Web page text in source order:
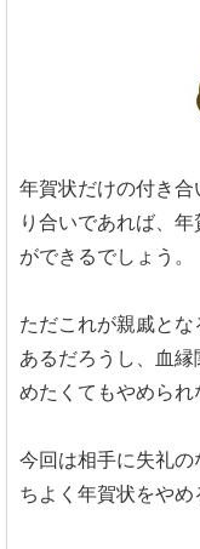
年賀状だけの付き
り合いであれば、
ができるでしょう。
ただこれが親戚と
あるだろうし、血
めたくてもやめられ
今回は相手に失礼
ちよく年賀状をやめ